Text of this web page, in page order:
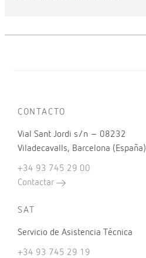
CONTACTO
Vial Sant Jordi s/n – 08232
Viladecavalls, Barcelona (España)
+34 93 745 29 00
Contactar
SAT
Servicio de Asistencia Técnica
+34 93 745 29 19